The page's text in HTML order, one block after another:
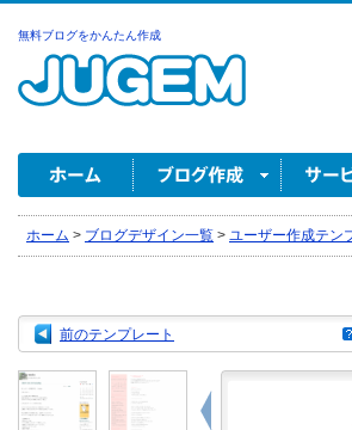
無料ブログをかんたん作成
ホーム > ブログデザイン一覧 > ユーザー作成テン
前のテンプレート